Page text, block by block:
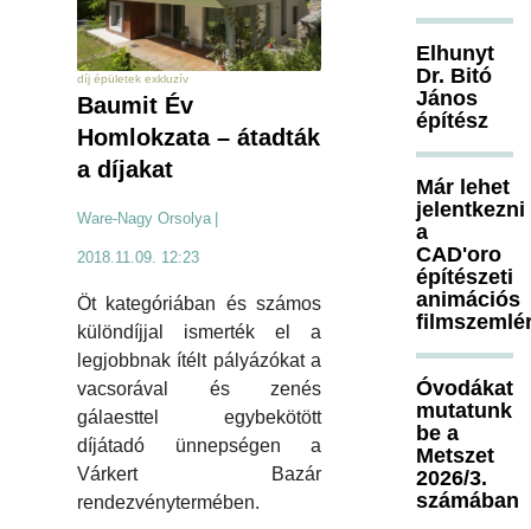
díj épületek exkluzív
Baumit Év
Homlokzata – átadták
a díjakat
Ware-Nagy Orsolya
2018.11.09. 12:23
Öt kategóriában és számos
különdíjjal ismerték el a
legjobbnak ítélt pályázókat a
vacsorával és zenés
gálaesttel egybekötött
díjátadó ünnepségen a
Várkert Bazár
rendezvénytermében.
Elhunyt
Dr. Bitó
János
építész
Már lehet
jelentkezni
a
CAD'oro
építészeti
animációs
Óvodákat
mutatunk
be a
Metszet
2026/3.
számában